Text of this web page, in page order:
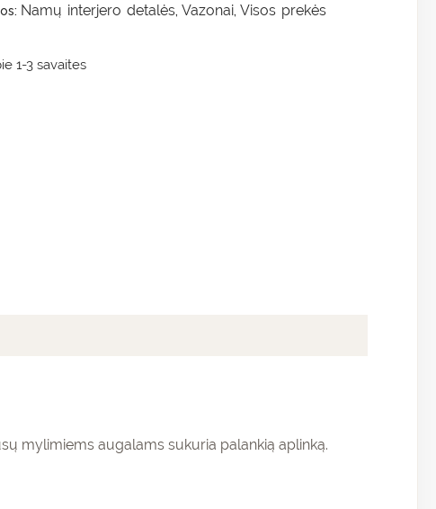
Namų interjero detalės,Vazonai,Visos prekės
1-3 savaites
mylimiems augalams sukuria palankią aplinką.